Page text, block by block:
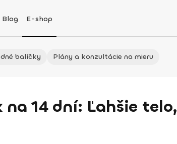
Blog E-shop
balíčky Plány a konzultácie na mieru
14 dní: Ľahšie telo,